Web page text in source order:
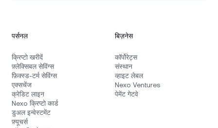
पर्सनल
क्रिप्टो खरीदें
फ़्लेक्सिबल सेविंग्स
फ़िक्स्ड‑टर्म सेविंग्स
एक्सचेंज
क्रेडिट लाइन
Nexo क्रिप्टो कार्ड
डुअल इन्वेस्टमेंट
फ़्यूचर्स
बिज़नेस
कॉर्पोरेट्स
संस्थान
व्हाइट लेबल
Nexo Ventures
पेमेंट गेटवे